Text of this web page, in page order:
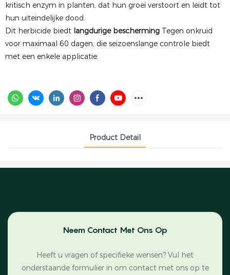
kritisch enzym in planten, dat hun groei verstoort en leidt tot
hun uiteindelijke dood.
Dit herbicide biedt langdurige bescherming Tegen onkruid
voor maximaal 60 dagen, die seizoenslange controle biedt
met een enkele applicatie.
Product Detail
Neem Contact Met Ons Op
Heeft u vragen of specifieke wensen? Vul het
onderstaande formulier in om contact met ons op te